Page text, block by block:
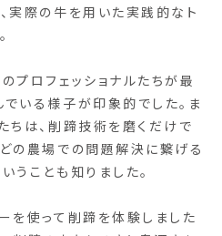
実際の牛を用いた実践的なト
プロフェッショナルたちが最
いる様子が印象的でした。ま
ちは、削蹄技術を磨くだけで
の農場での問題解決に繋げる
うことも知りました。
を使って削蹄を体験しました